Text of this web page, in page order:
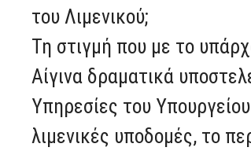
του Λιμενικού;
Τη στιγμή που με το
Αίγινα δραματικά
Υπηρεσίες του
λιμενικές υποδομές, το